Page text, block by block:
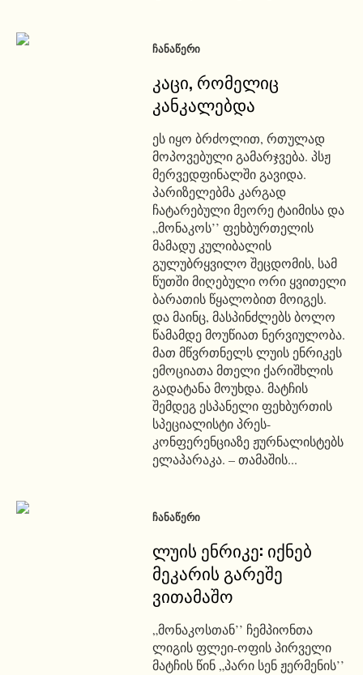
ᲩᲐᲜᲐᲬᲔᲠᲘ
კაცი, რომელიც
კანკალებდა
ეს იყო ბრძოლით, რთულად
მოპოვებული გამარჯვება. პსჟ
მერვედფინალში გავიდა.
პარიზელებმა კარგად
ჩატარებული მეორე ტაიმისა და
„მონაკოს’’ ფეხბურთელის
მამადუ კულიბალის
გულუბრყვილო შეცდომის, სამ
წუთში მიღებული ორი ყვითელი
ბარათის წყალობით მოიგეს.
და მაინც, მასპინძლებს ბოლო
წამამდე მოუწიათ ნერვიულობა.
მათ მწვრთნელს ლუის ენრიკეს
ემოციათა მთელი ქარიშხლის
გადატანა მოუხდა. მატჩის
შემდეგ ესპანელი ფეხბურთის
სპეციალისტი პრეს-
კონფერენციაზე ჟურნალისტებს
ელაპარაკა. – თამაშის...
ᲩᲐᲜᲐᲬᲔᲠᲘ
ლუის ენრიკე: იქნებ
მეკარის გარეშე
ვითამაშო
„მონაკოსთან’’ ჩემპიონთა
ლიგის ფლეი-ოფის პირველი
მატჩის წინ „პარი სენ ჟერმენის’’